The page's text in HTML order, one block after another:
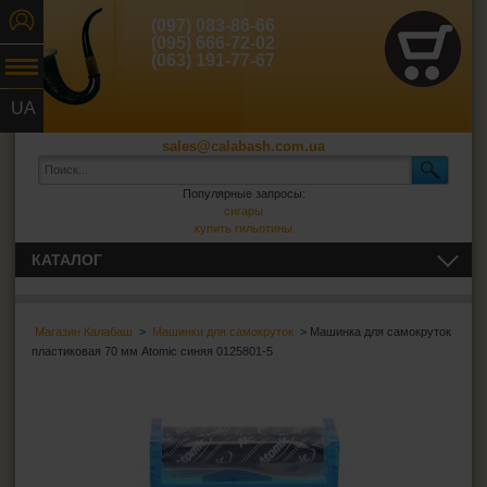
UA
(097) 083-86-66
(095) 666-72-02
(063) 191-77-67
sales@calabash.com.ua
Популярные запросы:
сигары
купить гильотины
Магазин Калабаш > Машинки для самокруток > Машинка для самокруток
пластиковая 70 мм Atomic синяя 0125801-5
КАТАЛОГ
СИГАРЫ, СИГАРИЛЛЫ И ВСЁ ДЛЯ НИХ
Фильтры для самокруток